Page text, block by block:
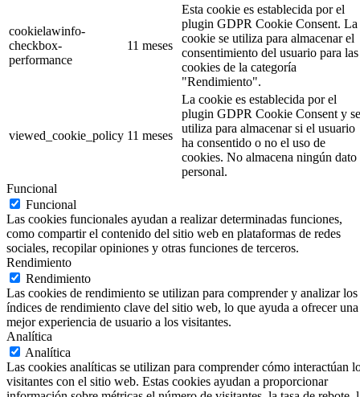
cookielawinfo-
checkbox-
performance
11 meses
Esta cookie es establecida por el
plugin GDPR Cookie Consent. La
cookie se utiliza para almacenar el
consentimiento del usuario para las
cookies de la categoría
"Rendimiento".
viewed_cookie_policy 11 meses
La cookie es establecida por el
plugin GDPR Cookie Consent y se
utiliza para almacenar si el usuario
ha consentido o no el uso de
cookies. No almacena ningún dato
personal.
Funcional
Funcional
Las cookies funcionales ayudan a realizar determinadas funciones,
como compartir el contenido del sitio web en plataformas de redes
sociales, recopilar opiniones y otras funciones de terceros.
Rendimiento
Rendimiento
Las cookies de rendimiento se utilizan para comprender y analizar los
índices de rendimiento clave del sitio web, lo que ayuda a ofrecer una
mejor experiencia de usuario a los visitantes.
Analítica
Analítica
Las cookies analíticas se utilizan para comprender cómo interactúan
visitantes con el sitio web. Estas cookies ayudan a proporcionar